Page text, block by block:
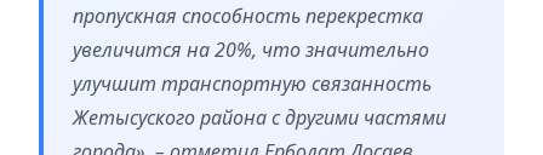
пропускная способность перекрестка
увеличится на 20%, что значительно
улучшит транспортную связанность
Жетысуского района с другими частями